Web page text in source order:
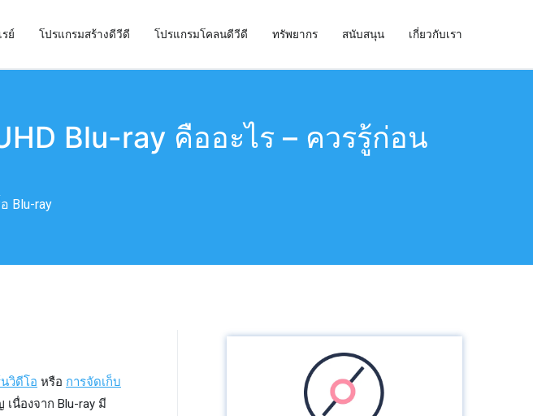
ที่สุด
รย์ โปรแกรมสร้างดีวีดี โปรแกรมโคลนดีวีดี ทรัพยากร สนับสนุน เกี่ยวกับเรา
Blu-ray คืออะไร – ควรรู้ก่อน
Blu-ray
นวิดีโอ หรือ การจัดเก็บ
นื่องจาก Blu-ray มี